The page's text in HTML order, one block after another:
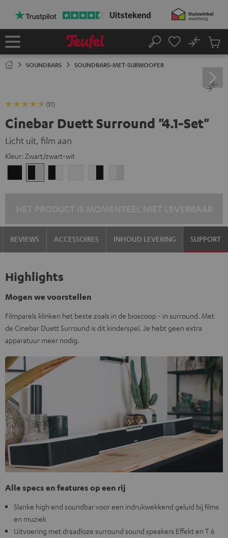
Home Zoeken
No
SOUNDBARS SOUNDBARS-MET-SUBWOOFER
(31)
Cinebar Duett Surround "4.1-Set"
Licht uit, film aan
Kleur: Zwart/zwart-wit
wit
REVIEWS ACCESSOIRES INHOUD LEVERING SUPPORT
Highlights
Mogen we voorstellen
Filmparels klinken het beste zoals in de bioscoop - in surround. Met
de Cinebar Duett Surround is dit kinderspel. Je hebt geen extra
apparatuur meer nodig.
Alle specs en features op een rij
Slanke high end soundbar voor een indrukwekkend geluid bij films
en muziek
Uitvoering met draadloze surround sound speakers Effekt en T 6